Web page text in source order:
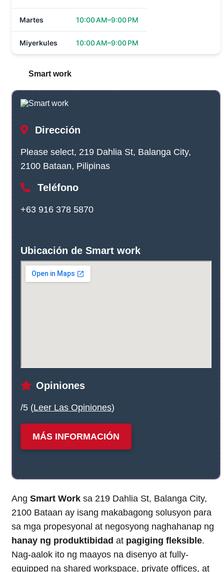
Martes 10:00 AM–9:00 PM
Miyerkules 10:00 AM–9:00 PM
Smart work
Dirección
Please select, 219 Dahlia St, Balanga City,
2100 Bataan, Pilipinas
Teléfono
+63 916 378 5870
Ubicación de Smart work
Opiniones
/5 (Leer Las Opiniones)
MÁS INFORMACIÓN
Ang Smart Work sa 219 Dahlia St, Balanga City,
2100 Bataan ay isang makabagong solusyon para
sa mga propesyonal at negosyong naghahanap ng
hanay ng produktibidad at pagiging fleksible.
Nag-aalok ito ng maayos na disenyo at fully-
equipped na shared workspace, private offices, at